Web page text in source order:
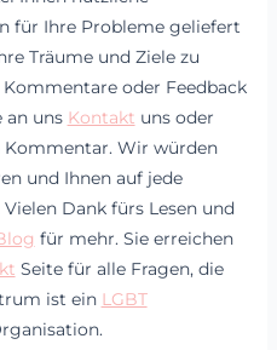
für Ihre Probleme geliefert
Träume und Ziele zu
oder Feedback
an uns Kontakt uns oder
Kommentar. Wir würden
und Ihnen auf jede
Dank fürs Lesen und
für mehr. Sie erreichen
Seite für alle Fragen, die
ist ein LGBT